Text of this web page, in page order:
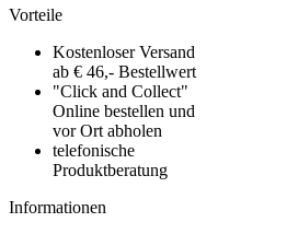
Vorteile
Kostenloser Versand
ab € 46,- Bestellwert
"Click and Collect"
Online bestellen und
vor Ort abholen
telefonische
Produktberatung
Informationen